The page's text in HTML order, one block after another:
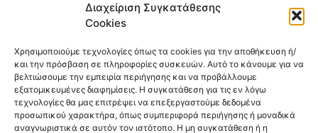
Διαχείριση Συγκατάθεσης
Cookies
Χρησιμοποιούμε τεχνολογίες όπως τα cookies για την αποθήκευση ή/
και την πρόσβαση σε πληροφορίες συσκευών. Αυτό το κάνουμε για να
βελτιώσουμε την εμπειρία περιήγησης και να προβάλλουμε
εξατομικευμένες διαφημίσεις. Η συγκατάθεση για τις εν λόγω
τεχνολογίες θα μας επιτρέψει να επεξεργαστούμε δεδομένα
προσωπικού χαρακτήρα, όπως συμπεριφορά περιήγησης ή μοναδικά
αναγνωριστικά σε αυτόν τον ιστότοπο. Η μη συγκατάθεση ή η
θέλουν να βελτιώσουν τη διατροφή και την υγεία τους.
Επώνυμα brands και εμπειρία ετών στο χώρο.
ΠΛΗΡΟΦΟΡΙΕΣ